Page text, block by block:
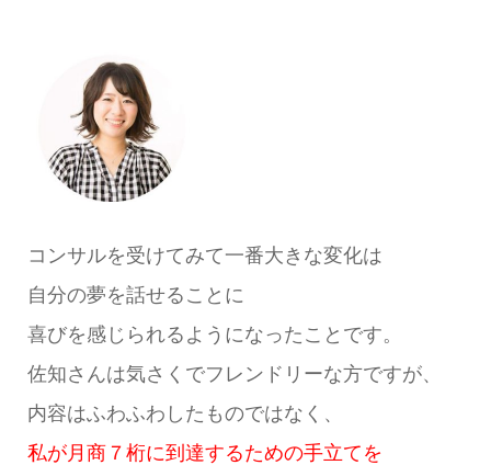
コンサルを受けてみて一番大きな変化は
自分の夢を話せることに
喜びを感じられるようになったことです。
佐知さんは気さくでフレンドリーな方ですが、
内容はふわふわしたものではなく、
私が月商７桁に到達するための手立てを